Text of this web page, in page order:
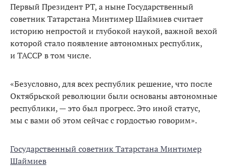
Первый Президент РТ, а ныне Государственный
советник Татарстана Минтимер Шаймиев считает
историю непростой и глубокой наукой, важной вехой
которой стало появление автономных республик,
и ТАССР в том числе.
«Безусловно, для всех республик решение, что после
Октябрьской революции были основаны автономные
республики, — это был прогресс. Это иной статус,
мы с вами об этом сейчас с гордостью говорим».
Государственный советник Татарстана Минтимер
Шаймиев